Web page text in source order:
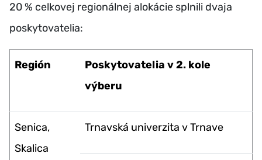
20 % celkovej regionálnej alokácie splnili dvaja
poskytovatelia:
Región
Poskytovatelia v 2. kole
výberu
Senica,
Skalica
Trnavská univerzita v Trnave